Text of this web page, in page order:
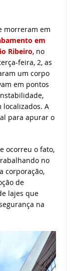
morreram em
em
Ribeiro, no
feira, 2, as
um corpo
em pontos
localizados. A
para apurar o
ocorreu o fato,
no
corporação,
de
lajes que
na